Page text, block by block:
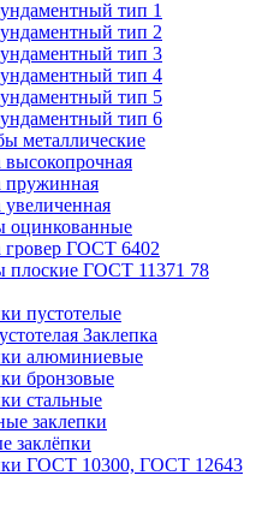
тип 1
тип 2
тип 3
тип 4
тип 5
тип 6
металлические
ГОСТ 6402
ГОСТ 11371 78
пустотелые
Заклепка
алюминиевые
бронзовые
стальные
заклепки
заклёпки
ГОСТ 10300, ГОСТ 12643